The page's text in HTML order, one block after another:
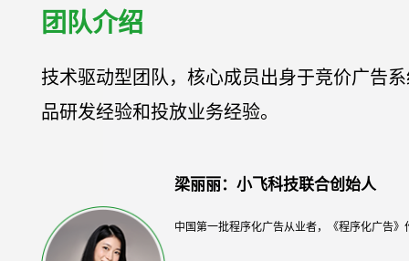
团队介绍
技术驱动型团队，核心成员出身于竞价广告
品研发经验和投放业务经验。
梁丽丽：小飞科技联合创始人
中国第一批程序化广告从业者，《程序化广告》